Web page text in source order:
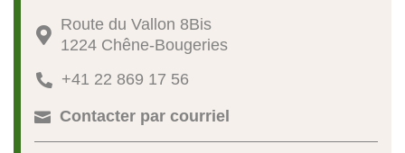

Route du Vallon 8Bis
1224 Chêne-Bougeries
 +41 22 869 17 56
 Contacter par courriel